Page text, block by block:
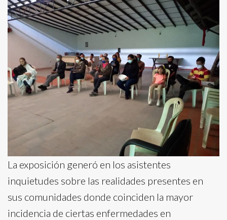
La exposición generó en los asistentes
inquietudes sobre las realidades presentes en
sus comunidades donde coinciden la mayor
incidencia de ciertas enfermedades en